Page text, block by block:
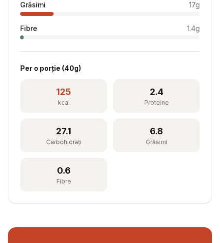
Grăsimi 17g
Fibre 1.4g
Per o porție (40g)
125
kcal
2.4
Proteine
27.1
Carbohidrați
6.8
Grăsimi
0.6
Fibre